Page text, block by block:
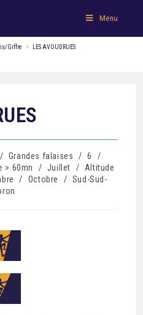
Menu
Giffre > LES AVOUDRUES
/ Grandes falaises / 6
/
> 60mn / Juillet /
Altitude
/ Octobre / Sud-Sud-